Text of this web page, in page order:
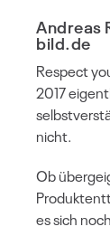
Andreas
bild.de
Respect
2017
nicht.
Ob
es sich